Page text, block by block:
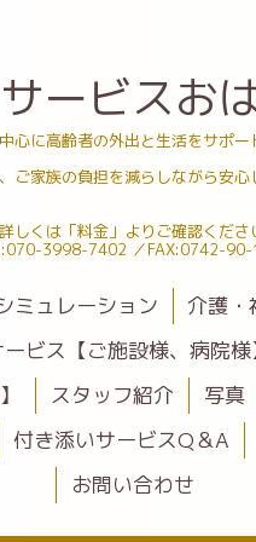
ービスお
心に高齢者の外出と生活をサポー
ご家族の負担を減らしながら安
詳しくは「料金」よりご確認くださ
3998-7402 ／FAX:0742-
ミュレーション 介護・
ビス【ご施設様、病院様
スタッフ紹介 写真
付き添いサービスQ＆A
お問い合わせ